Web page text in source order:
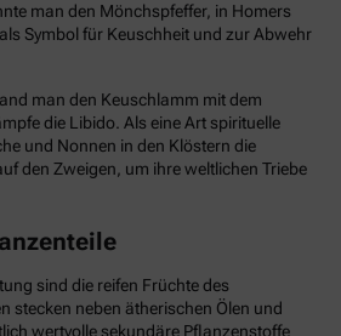
man den Mönchspfeffer, in Homers
Symbol für Keuschheit und zur Abwehr
man den Keuschlamm mit dem
die Libido. Als eine Art spirituelle
und Nonnen in den Klöstern die
den Zweigen, um ihre weltlichen Triebe
sind die reifen Früchte des
stecken neben ätherischen Ölen und
wertvolle sekundäre Pflanzenstoffe